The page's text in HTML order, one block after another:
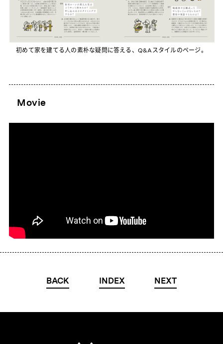
初めて家を建てる人の素朴な疑問に答える、Q&Aスタイルのページ。
Movie
BACK INDEX NEXT